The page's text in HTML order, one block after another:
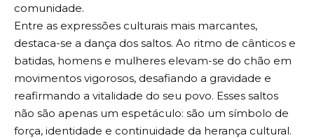
comunidade.
Entre as expressões culturais mais marcantes,
destaca-se a dança dos saltos. Ao ritmo de cânticos e
batidas, homens e mulheres elevam-se do chão em
movimentos vigorosos, desafiando a gravidade e
reafirmando a vitalidade do seu povo. Esses saltos
não são apenas um espetáculo: são um símbolo de
força, identidade e continuidade da herança cultural.